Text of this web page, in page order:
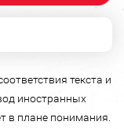
текста и
иностранных
в плане понимания.